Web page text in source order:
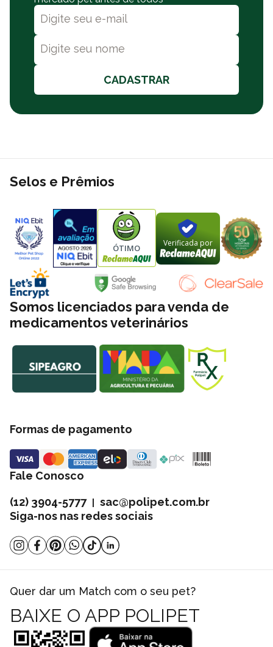
CADASTRAR
Selos e Prêmios
ÓTIMO Verificada por
Somos licenciados para venda de
medicamentos veterinários
Formas de pagamento
Fale Conosco
(12) 3904-5777| sac@polipet.com.br
Siga-nos nas redes sociais
Quer dar um Match com o seu pet?
BAIXE O APP POLIPET